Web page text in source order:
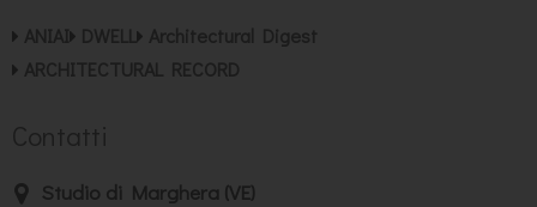
ANIAI DWELL
Architectural Digest
ARCHITECTURAL RECORD
Contatti
Studio di Marghera (VE)